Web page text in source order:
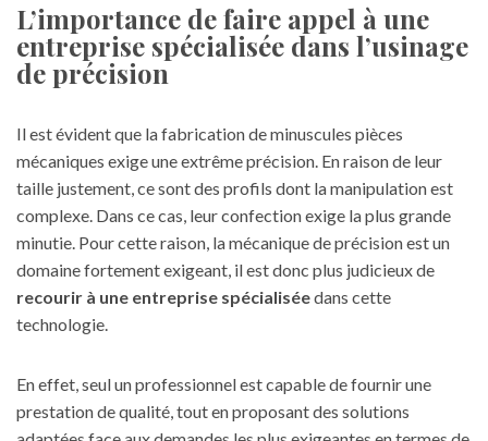
L’importance de faire appel à une
entreprise spécialisée dans l’usinage
de précision
Il est évident que la fabrication de minuscules pièces
mécaniques exige une extrême précision. En raison de leur
taille justement, ce sont des profils dont la manipulation est
complexe. Dans ce cas, leur confection exige la plus grande
minutie. Pour cette raison, la mécanique de précision est un
domaine fortement exigeant, il est donc plus judicieux de
recourir à une entreprise spécialiséedans cette
technologie.
En effet, seul un professionnel est capable de fournir une
prestation de qualité, tout en proposant des solutions